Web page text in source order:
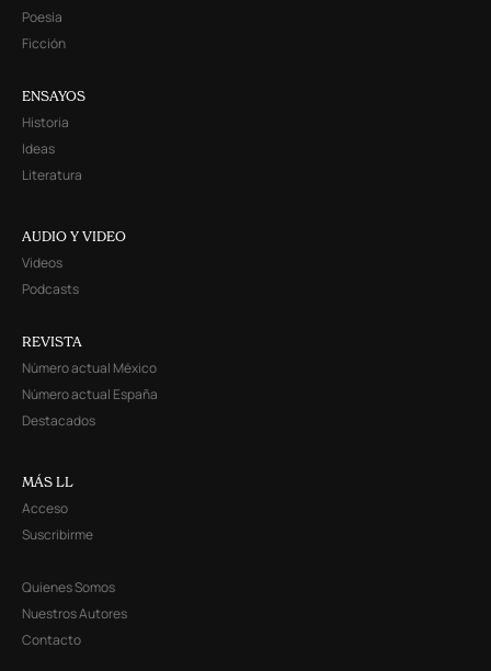
Poesía
Ficción
ENSAYOS
Historia
Ideas
Literatura
AUDIO Y VIDEO
Videos
Podcasts
REVISTA
Número actual México
Número actual España
Destacados
MÁS LL
Acceso
Suscribirme
Quienes Somos
Nuestros Autores
Contacto